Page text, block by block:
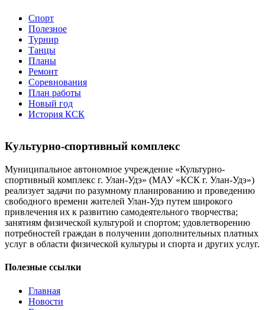
Спорт
Полезное
Турнир
Танцы
Планы
Ремонт
Соревнования
План работы
Новый год
История КСК
Культурно-спортивный комплекс
Муниципальное автономное учреждение «Культурно-
спортивный комплекс г. Улан-Удэ» (МАУ «КСК г. Улан-Удэ»)
реализует задачи по разумному планированию и проведению
свободного времени жителей Улан-Удэ путем широкого
привлечения их к развитию самодеятельного творчества;
занятиям физической культурой и спортом; удовлетворению
потребностей граждан в получении дополнительных платных
услуг в области физической культуры и спорта и других услуг.
Полезные ссылки
Главная
Новости